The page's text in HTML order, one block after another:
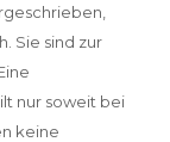
Sie sind zur
nur soweit bei
keine